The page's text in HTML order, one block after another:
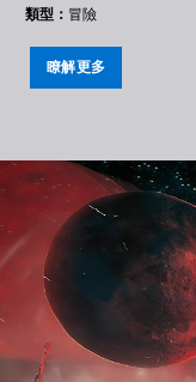
類型： 冒險
瞭解更多